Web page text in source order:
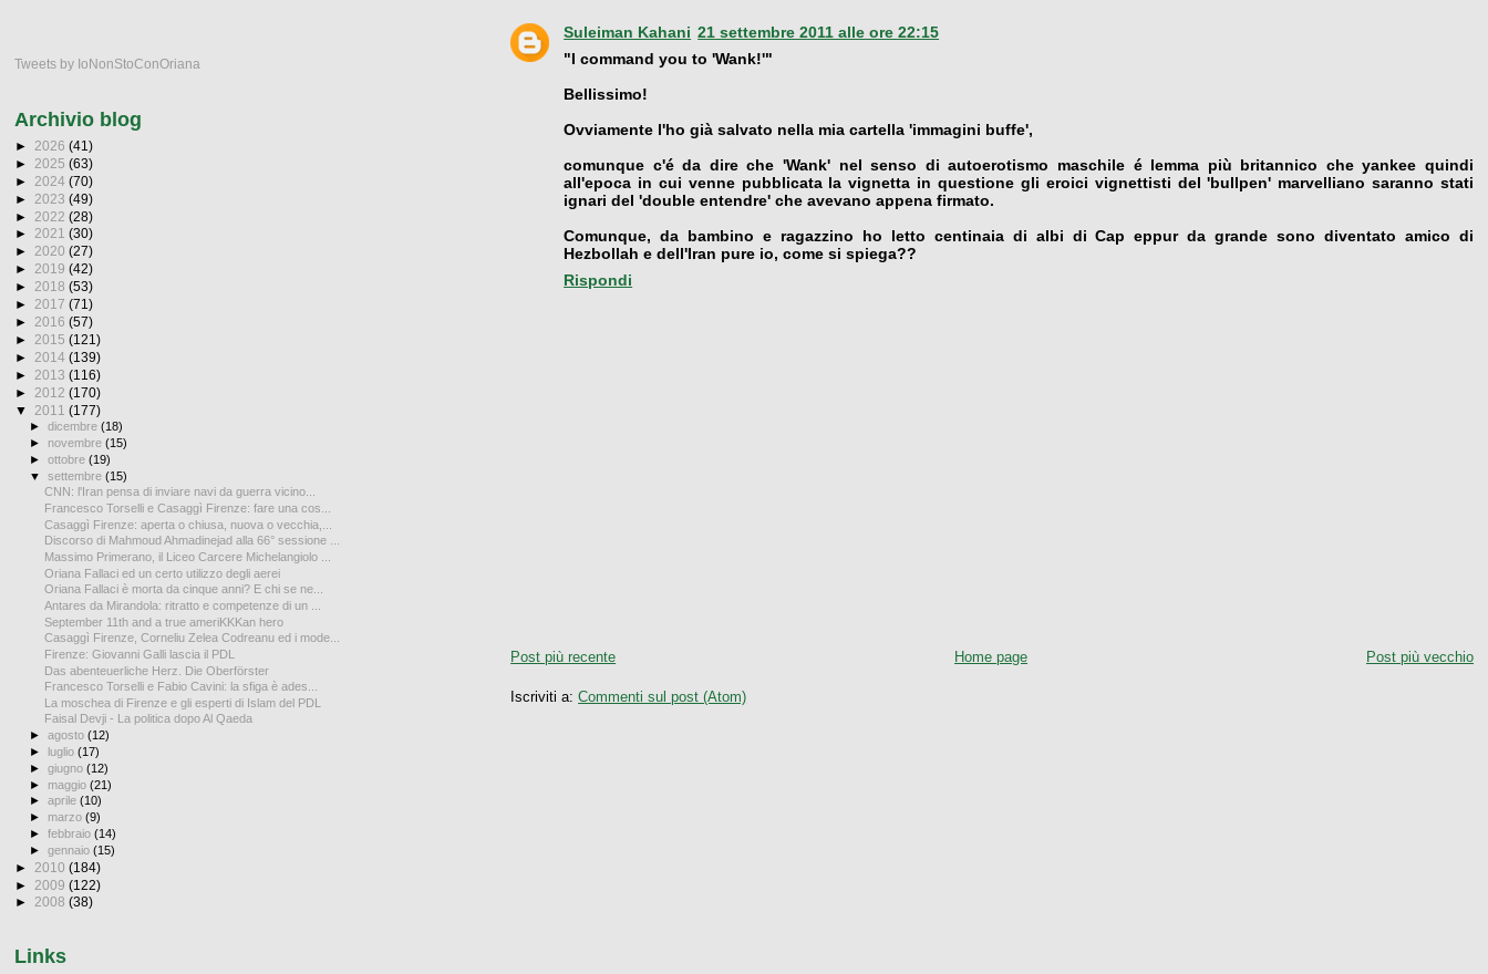
Suleiman Kahani 21 settembre 2011 alle ore 22:15
"I command you to 'Wank!'"
Bellissimo!
Ovviamente l'ho già salvato nella mia cartella 'immagini buffe',
comunque c'é da dire che 'Wank' nel senso di autoerotismo maschile é lemma più britannico che yankee quindi
all'epoca in cui venne pubblicata la vignetta in questione gli eroici vignettisti del 'bullpen' marvelliano saranno stati
ignari del 'double entendre' che avevano appena firmato.
Comunque, da bambino e ragazzino ho letto centinaia di albi di Cap eppur da grande sono diventato amico di
Hezbollah e dell'Iran pure io, come si spiega??
Rispondi
Post più recente Post più vecchio
Home page
Iscriviti a:Commenti sul post (Atom)
Tweets by IoNonStoConOriana
Archivio blog
► 2026 (41)
► 2025 (63)
► 2024 (70)
► 2023 (49)
► 2022 (28)
► 2021 (30)
► 2020 (27)
► 2019 (42)
► 2018 (53)
► 2017 (71)
► 2016 (57)
► 2015 (121)
► 2014 (139)
► 2013 (116)
► 2012 (170)
▼ 2011 (177)
►dicembre(18)
► novembre(15)
►ottobre(19)
▼settembre(15)
CNN: l'Iran pensa di inviare navi da guerra vicino...
Francesco Torselli e Casaggì Firenze: fare una cos...
Casaggì Firenze: aperta o chiusa, nuova o vecchia,...
Discorso di Mahmoud Ahmadinejad alla 66° sessione ...
Massimo Primerano, il Liceo Carcere Michelangiolo ...
Oriana Fallaci ed un certo utilizzo degli aerei
Oriana Fallaci è morta da cinque anni? E chi se ne...
Antares da Mirandola: ritratto e competenze di un ...
September 11th and a true ameriKKKan hero
Casaggì Firenze, Corneliu Zelea Codreanu ed i mode...
Firenze: Giovanni Galli lascia il PDL
Das abenteuerliche Herz. Die Oberförster
Francesco Torselli e Fabio Cavini: la sfiga è ades...
La moschea di Firenze e gli esperti di Islam del PDL
Faisal Devji - La politica dopo Al Qaeda
►agosto(12)
► luglio(17)
►giugno(12)
► maggio(21)
►aprile(10)
► marzo(9)
►febbraio(14)
►gennaio(15)
► 2010 (184)
► 2009 (122)
► 2008 (38)
Links